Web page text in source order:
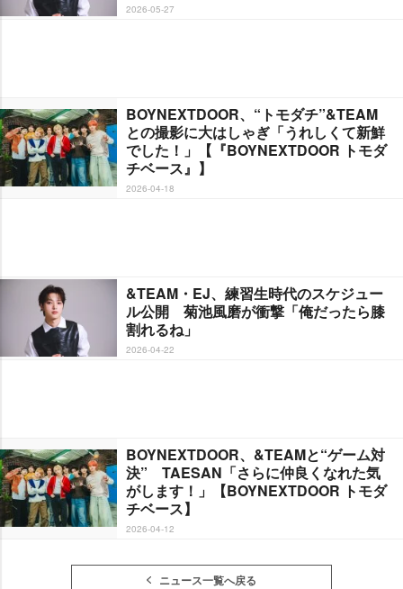
2026-05-27
BOYNEXTDOOR、“トモダチ”&TEAM
との撮影に大はしゃぎ「うれしくて新鮮
でした！」【『BOYNEXTDOOR トモダ
チベース』】
2026-04-18
&TEAM・EJ、練習生時代のスケジュー
ル公開 菊池風磨が衝撃「俺だったら膝
割れるね」
2026-04-22
BOYNEXTDOOR、&TEAMと“ゲーム対
決” TAESAN「さらに仲良くなれた気
がします！」【BOYNEXTDOOR トモダ
チベース】
2026-04-12
ニュース一覧へ戻る